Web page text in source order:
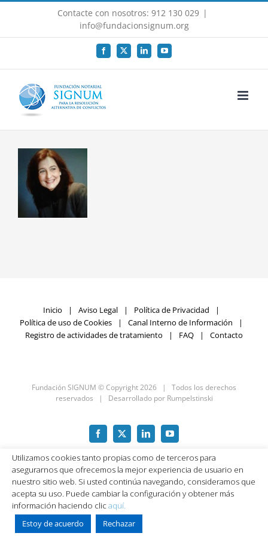
Saltar
Contacte con nosotros: 912 130 029 |
info@fundacionsignum.org
Facebook
X LinkedInYouTube
Inicio Aviso Legal
Política de Privacidad
Política de uso de Cookies
Canal Interno de Información
Registro de actividades de tratamiento
FAQ Contacto
Fundación SIGNUM © Copyright2026 | Todos los derechos
reservados | Desarrollado por Rumpelstinski
Facebook
X LinkedInYouTube
Utilizamos cookies tanto propias como de terceros para
asegurarnos que ofrecemos la mejor experiencia de usuario en
nuestro sitio web. Si usted continúa navegando, consideramos que
acepta su uso. Puede cambiar la configuración y obtener más
información haciendo clicaquí.
Estoy de acuerdo
Rechazar